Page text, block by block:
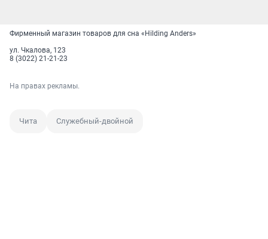
Фирменный магазин товаров для сна «Hilding Anders»
ул. Чкалова, 123
8 (3022) 21-21-23
На правах рекламы.
Чита Служебный-двойной